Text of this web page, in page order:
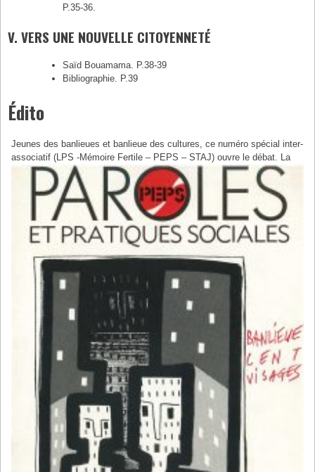
P.35-36.
V. VERS UNE NOUVELLE CITOYENNETÉ
Saïd Bouamama. P.38-39
Bibliographie. P.39
Édito
Jeunes des banlieues et banlieue des cultures, ce numéro spécial inter-
associatif (LPS -Mémoire Fertile – PEPS – STAJ) ouvre le débat. La